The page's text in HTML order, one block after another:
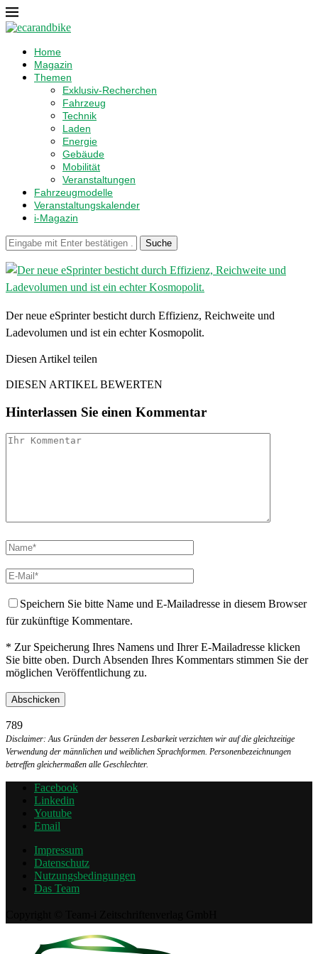
Home
Magazin
Themen
Exklusiv-Recherchen
Fahrzeug
Technik
Laden
Energie
Gebäude
Mobilität
Veranstaltungen
Fahrzeugmodelle
Veranstaltungskalender
i-Magazin
Suche
Der neue eSprinter besticht durch Effizienz, Reichweite und
Ladevolumen und ist ein echter Kosmopolit.
Diesen Artikel teilen
DIESEN ARTIKEL BEWERTEN
Hinterlassen Sie einen Kommentar
Speichern Sie bitte Name und E-Mailadresse in diesem Browser
für zukünftige Kommentare.
* Zur Speicherung Ihres Namens und Ihrer E-Mailadresse klicken
Sie bitte oben. Durch Absenden Ihres Kommentars stimmen Sie der
möglichen Veröffentlichung zu.
789
Disclaimer: Aus Gründen der besseren Lesbarkeit verzichten wir auf die gleichzeitige
Verwendung der männlichen und weiblichen Sprachformen. Personenbezeichnungen
betreffen gleichermaßen alle Geschlechter.
Facebook
Linkedin
Youtube
Email
Impressum
Datenschutz
Nutzungsbedingungen
Das Team